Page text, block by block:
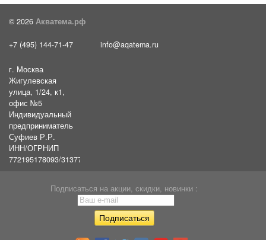
© 2026 Акватема.рф
+7 (495) 144-71-47 info@aqatema.ru
г. Москва
Жигулевская
улица, 1/24, к1,
офис №5
Индивидуальный
предприниматель
Суфиев Р.Р.
ИНН/ОГРНИП
772195178093/31377461610054
Подписаться на акции, скидки, новинки :